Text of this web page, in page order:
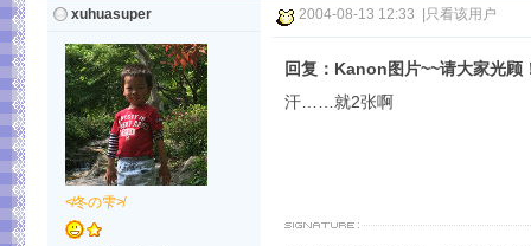
xuhuasuper
≮冬の雫≯
2004-08-13 12:33 只看该用户
回复：Kanon图片~~请大家光顾
汗……就2张啊